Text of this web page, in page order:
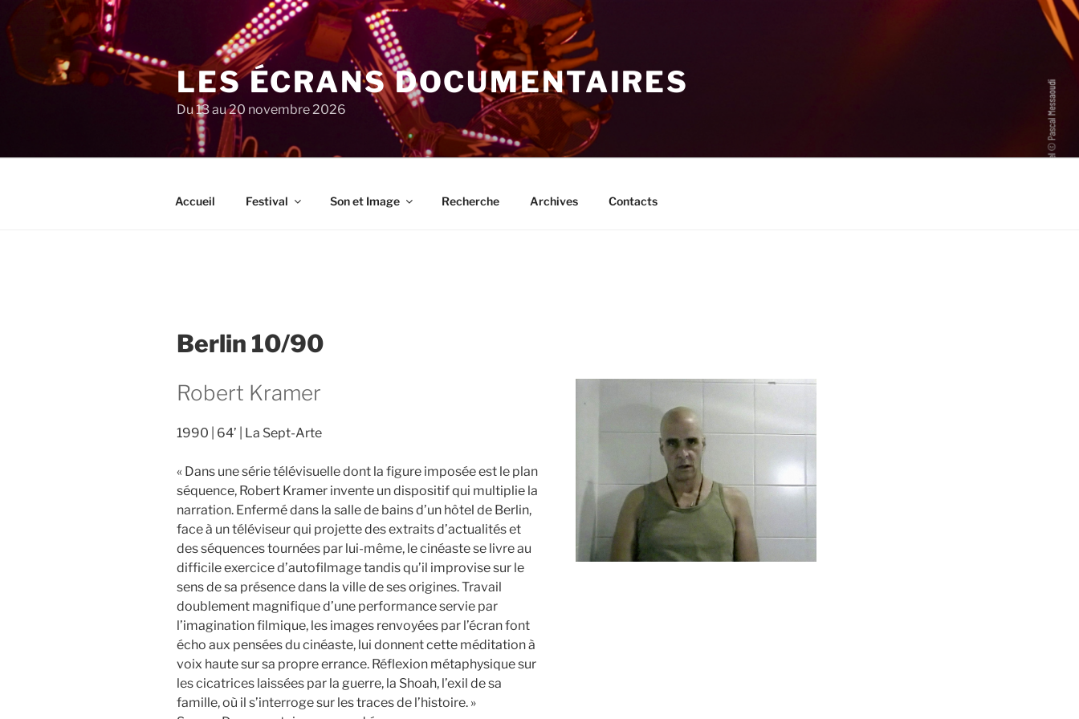
au
contenu
principal
LES ÉCRANS DOCUMENTAIRES
Du 13 au 20 novembre 2026
Accueil Festival Son et Image Recherche Archives Contacts
Berlin 10/90
Robert Kramer
1990 64’ La Sept-Arte
« Dans une série télévisuelle dont la figure imposée est le plan
séquence, Robert Kramer invente un dispositif qui multiplie la
narration. Enfermé dans la salle de bains d’un hôtel de Berlin,
face à un téléviseur qui projette des extraits d’actualités et
des séquences tournées par lui-même, le cinéaste se livre au
difficile exercice d’autofilmage tandis qu’il improvise sur le
sens de sa présence dans la ville de ses origines. Travail
doublement magnifique d’une performance servie par
l’imagination filmique, les images renvoyées par l’écran font
écho aux pensées du cinéaste, lui donnent cette méditation à
voix haute sur sa propre errance. Réflexion métaphysique sur
les cicatrices laissées par la guerre, la Shoah, l’exil de sa
famille, où il s’interroge sur les traces de l’histoire. »